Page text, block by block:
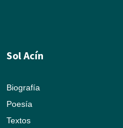
Sol Acín
Biografía
Poesía
Textos